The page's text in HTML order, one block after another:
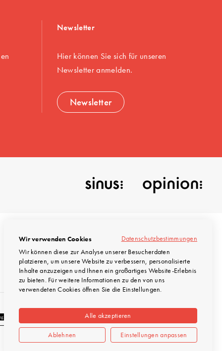
Newsletter
Hier können Sie sich für unseren
Newsletter anmelden.
Newsletter
© INTEGRAL Marktforschung 2026
Datenschutzbestimmungen
Wir verwenden Cookies
Wir können diese zur Analyse unserer Besucherdaten
platzieren, um unsere Website zu verbessern, personalisierte
Inhalte anzuzeigen und Ihnen ein großartiges Website-Erlebnis
zu bieten. Für weitere Informationen zu den von uns
verwendeten Cookies öffnen Sie die Einstellungen.
Alle akzeptieren
Ablehnen Einstellungen anpassen